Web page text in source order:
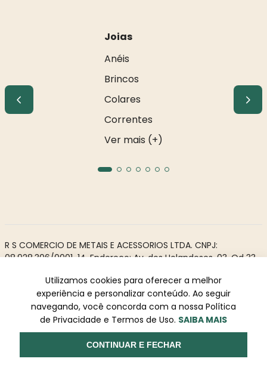
Joias
Anéis
Brincos
Colares
Correntes
Ver mais (+)
R S COMERCIO DE METAIS E ACESSORIOS LTDA. CNPJ:
08.928.306/0001-14. Endereço: Av. dos Holandeses, 03, Qd 33,
Todos os direitos reservados à Rosa Rio - As informações não
podem ser reproduzidas total ou parcialmente sem
autorização prévia.
Powered by Desenvolvido
Utilizamos cookies para oferecer a melhor
experiência e personalizar conteúdo. Ao seguir
navegando, você concorda com a nossa Política
de Privacidade e Termos de Uso. SAIBA MAIS
CONTINUAR E FECHAR